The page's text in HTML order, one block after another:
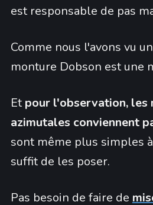
est responsable de pas
Comme nous l'avons vu
monture Dobson est une
Etpour l'observation, les
azimutales conviennent
sont même plus simples
suffit de les poser.
Pas besoin de faire de